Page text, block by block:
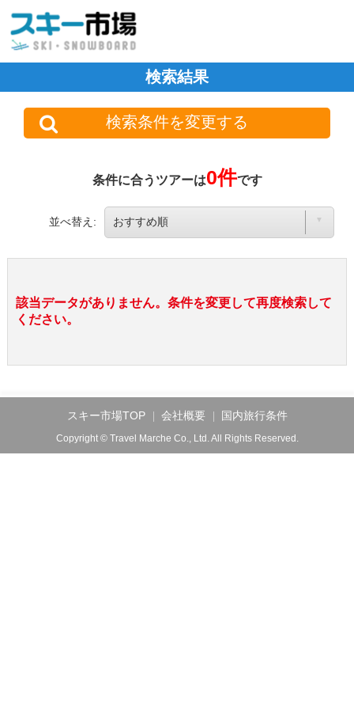
検索結果
検索条件を変更する
条件に合うツアーは0件です
並べ替え:
該当データがありません。条件を変更して再度検索して
ください。
スキー市場TOP 会社概要 国内旅行条件
Copyright © Travel Marche Co., Ltd. All Rights Reserved.